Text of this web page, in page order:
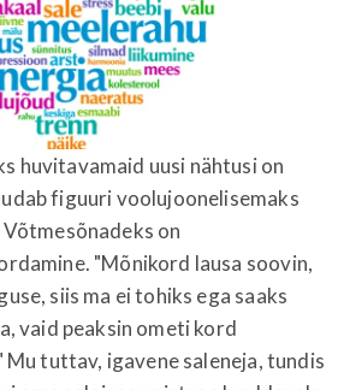
huvitavamaid uusi nähtusi on
figuuri voolujoonelisemaks
on
"Mõnikord lausa soovin,
siis ma ei tohiks ega saaks
vaid peaksin ometi kord
tuttav, igavene saleneja, tundis